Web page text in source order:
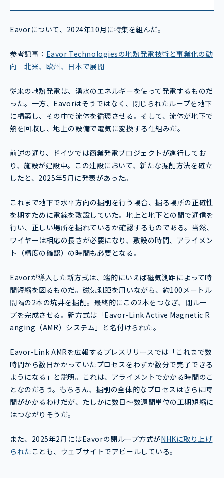
Eavorについて、2024年10月に特集を組んだ。
参考記事： Eavor Technologiesの地熱発電技術と事業化の動
向｜北米、欧州、日本で展開
従来の地熱発電は、湧水のエネルギーを使って発電するものだ
った。一方、Eavorはそうではなく、閉じられたループを地下
に構築し、その中で流体を循環させる。そして、流体が地下で
熱を回収し、地上の設備で電気に変換する仕組みだ。
前述の通り、ドイツでは商業発電プロジェクトが進行してお
り、施設が建設中。この建設において、新たな掘削方法を確立
したと、2025年5月に発表があった。
これまで地下で水平方向の掘削を行う場合、掘る場所の正確性
を期すために電線を敷設していた。地上と地下との間で通信を
行い、正しい場所を掘れているか確認するものである。当然、
ワイヤーは相応の長さが必要になり、敷設の時間、アライメン
ト（精度の確認）の時間も必要となる。
Eavorが導入した新方式は、端的にいえば磁気測距によって時
間短縮を図るものだ。磁気測距を用いながら、約100メートル
間隔の2本の坑井を掘削。最終的にこの2本をつなぎ、閉ルー
プを完成させる。新方式は「Eavor-Link Active Magnetic R
anging（AMR）システム」と名付けられた。
Eavor-Link AMRを広報するプレスリリースでは「これまで数
時間から数日かかっていたプロセスをわずか数分で完了できる
ようになる」と説明。これは、アライメントでかかる時間のこ
となのだろう。もちろん、掘削の全体的なプロセスはさらに時
間がかかるわけだが、たしかに数日〜数週間単位の工期短縮に
はつながりそうだ。
また、2025年2月にはEavorの閉ループ方式がNHKに取り上げ
られた ことも、ウェブサイトでアピールしている。